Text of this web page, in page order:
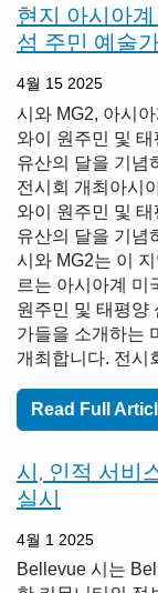
현지 아시아
섬 주민 예술
4월 15 2025
시와 MG2, 아시
와이 원주민 및 태
유산의 달을 기념
전시회 개최아시
와이 원주민 및 태
유산의 달을 기념
시와 MG2는 이
르는 아시아계 미
원주민 및 태평양
가들을 소개하는
개최합니다. 전시
Read Full
시, 인적 서비
실시
4월 1 2025
Bellevue 시는